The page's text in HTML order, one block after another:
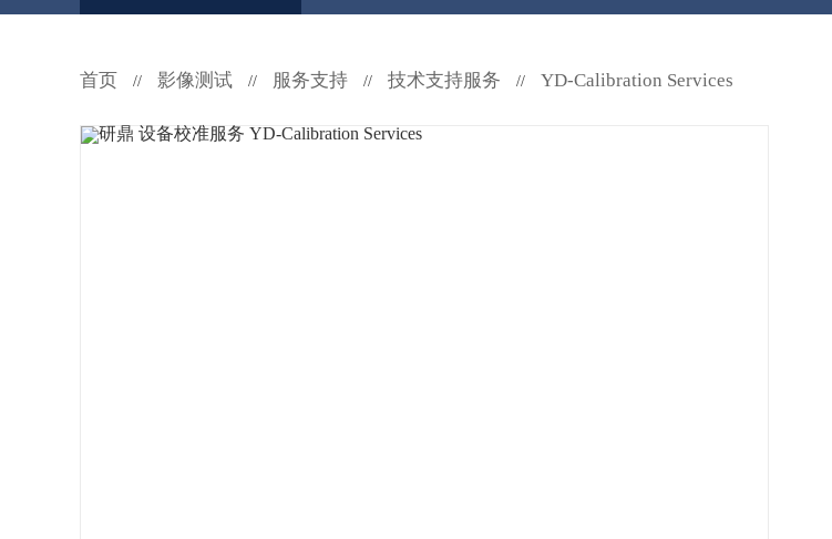
首页 // 影像测试 // 服务支持 // 技术支持服务 // YD-Calibration Services